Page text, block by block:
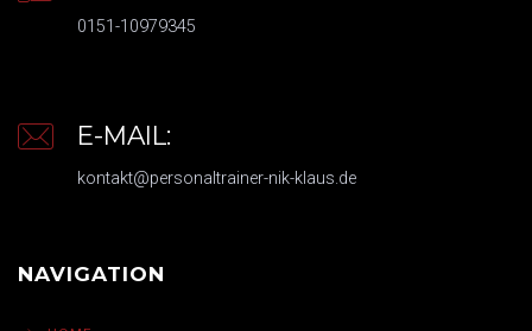
0151-10979345
E-MAIL:
kontakt@personaltrainer-nik-klaus.de
NAVIGATION